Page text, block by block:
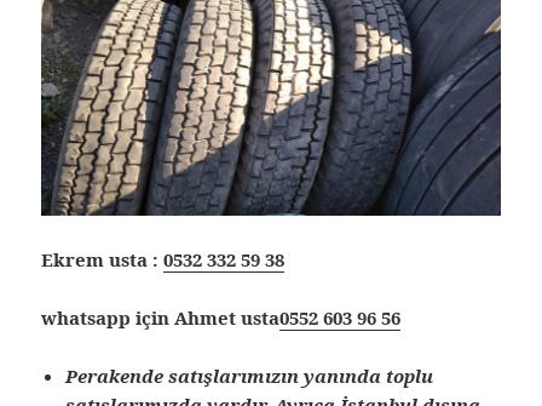
Ekrem usta :0532 332 59 38
whatsapp için Ahmet usta0552 603 96 56
Perakende satışlarımızın yanında toplu